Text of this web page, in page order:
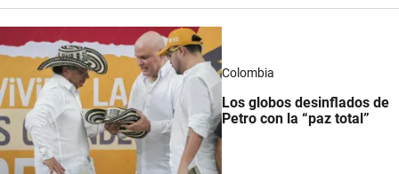
Colombia
Los globos desinflados de
Petro con la “paz total”